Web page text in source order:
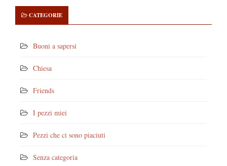
CATEGORIE
Buoni a sapersi
Chiesa
Friends
I pezzi miei
Pezzi che ci sono piaciuti
Senza categoria